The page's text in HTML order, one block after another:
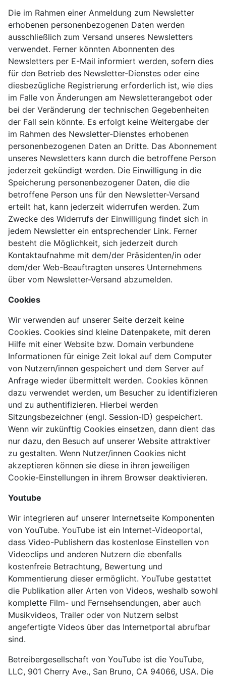
Die im Rahmen einer Anmeldung zum Newsletter
erhobenen personenbezogenen Daten werden
ausschließlich zum Versand unseres Newsletters
verwendet. Ferner könnten Abonnenten des
Newsletters per E-Mail informiert werden, sofern dies
für den Betrieb des Newsletter-Dienstes oder eine
diesbezügliche Registrierung erforderlich ist, wie dies
im Falle von Änderungen am Newsletterangebot oder
bei der Veränderung der technischen Gegebenheiten
der Fall sein könnte. Es erfolgt keine Weitergabe der
im Rahmen des Newsletter-Dienstes erhobenen
personenbezogenen Daten an Dritte. Das Abonnement
unseres Newsletters kann durch die betroffene Person
jederzeit gekündigt werden. Die Einwilligung in die
Speicherung personenbezogener Daten, die die
betroffene Person uns für den Newsletter-Versand
erteilt hat, kann jederzeit widerrufen werden. Zum
Zwecke des Widerrufs der Einwilligung findet sich in
jedem Newsletter ein entsprechender Link. Ferner
besteht die Möglichkeit, sich jederzeit durch
Kontaktaufnahme mit dem/der Präsidenten/in oder
dem/der Web-Beauftragten unseres Unternehmens
über vom Newsletter-Versand abzumelden.
Cookies
Wir verwenden auf unserer Seite derzeit keine
Cookies. Cookies sind kleine Datenpakete, mit deren
Hilfe mit einer Website bzw. Domain verbundene
Informationen für einige Zeit lokal auf dem Computer
von Nutzern/innen gespeichert und dem Server auf
Anfrage wieder übermittelt werden. Cookies können
dazu verwendet werden, um Besucher zu identifizieren
und zu authentifizieren. Hierbei werden
Sitzungsbezeichner (engl. Session-ID) gespeichert.
Wenn wir zukünftig Cookies einsetzen, dann dient das
nur dazu, den Besuch auf unserer Website attraktiver
zu gestalten. Wenn Nutzer/innen Cookies nicht
akzeptieren können sie diese in ihren jeweiligen
Cookie-Einstellungen in ihrem Browser deaktivieren.
Youtube
Wir integrieren auf unserer Internetseite Komponenten
von YouTube. YouTube ist ein Internet-Videoportal,
dass Video-Publishern das kostenlose Einstellen von
Videoclips und anderen Nutzern die ebenfalls
kostenfreie Betrachtung, Bewertung und
Kommentierung dieser ermöglicht. YouTube gestattet
die Publikation aller Arten von Videos, weshalb sowohl
komplette Film- und Fernsehsendungen, aber auch
Musikvideos, Trailer oder von Nutzern selbst
angefertigte Videos über das Internetportal abrufbar
sind.
Betreibergesellschaft von YouTube ist die YouTube,
LLC, 901 Cherry Ave., San Bruno, CA 94066, USA. Die